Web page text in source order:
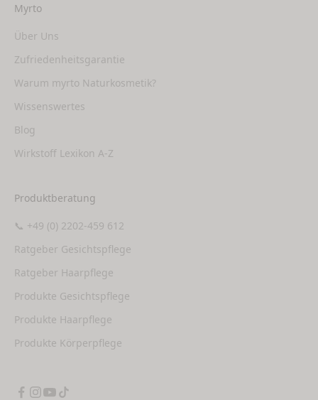
Myrto
Über Uns
Zufriedenheitsgarantie
Warum myrto Naturkosmetik?
Wissenswertes
Blog
Wirkstoff Lexikon A-Z
Produktberatung
📞 +49 (0) 2202-459 612
Ratgeber Gesichtspflege
Ratgeber Haarpflege
Produkte Gesichtspflege
Produkte Haarpflege
Produkte Körperpflege